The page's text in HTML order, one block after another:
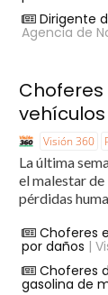
Dirigente
Agencia de
Visión 360
La última
el malestar
pérdidas
Choferes
por daños |
Choferes
gasolina de